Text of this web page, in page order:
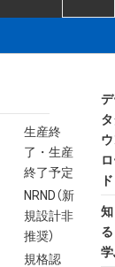
生産終
了・生産
終了予定
NRND（新
規設計非
推奨）
規格認
ド
知